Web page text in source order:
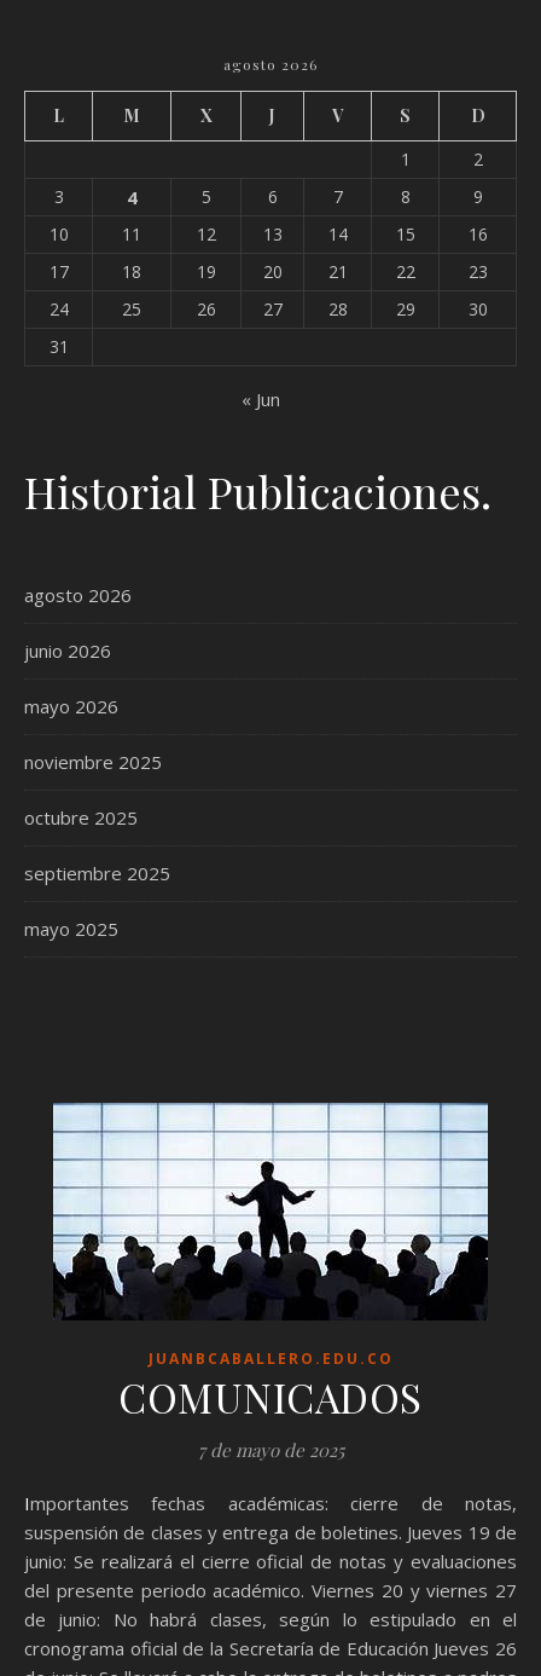
agosto 2026
L M X J V S
D
1
2
3
4 5 6 7 8
9
10
11 12 13 14 15
16
17
18 19 20 21 22
23
24
25 26 27 28 29
30
31
« Jun
Historial Publicaciones.
agosto 2026
junio 2026
mayo 2026
noviembre 2025
octubre 2025
septiembre 2025
mayo 2025
JUANBCABALLERO.EDU.CO
COMUNICADOS
7 de mayo de 2025
Importantes fechas académicas: cierre de notas,
suspensión de clases y entrega de boletines. Jueves 19 de
junio: Se realizará el cierre oficial de notas y evaluaciones
del presente periodo académico. Viernes 20 y viernes 27
de junio: No habrá clases, según lo estipulado en el
cronograma oficial de la Secretaría de Educación Jueves 26